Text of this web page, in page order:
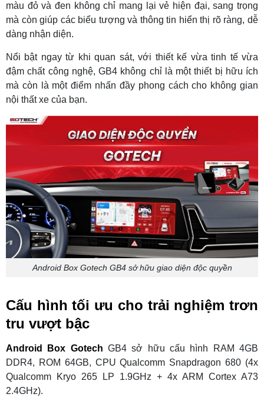
màu đỏ và đen không chỉ mang lại vẻ hiện đại, sang trọng
mà còn giúp các biểu tượng và thông tin hiển thị rõ ràng, dễ
dàng nhận diện.
Nổi bật ngay từ khi quan sát, với thiết kế vừa tinh tế vừa
đậm chất công nghệ, GB4 không chỉ là một thiết bị hữu ích
mà còn là một điểm nhấn đầy phong cách cho không gian
nội thất xe của bạn.
Android Box Gotech GB4 sở hữu giao diện độc quyền
Cấu hình tối ưu cho trải nghiệm trơn
tru vượt bậc
Android Box Gotech GB4 sở hữu cấu hình RAM 4GB
DDR4, ROM 64GB, CPU Qualcomm Snapdragon 680 (4x
Qualcomm Kryo 265 LP 1.9GHz + 4x ARM Cortex A73
2.4GHz).